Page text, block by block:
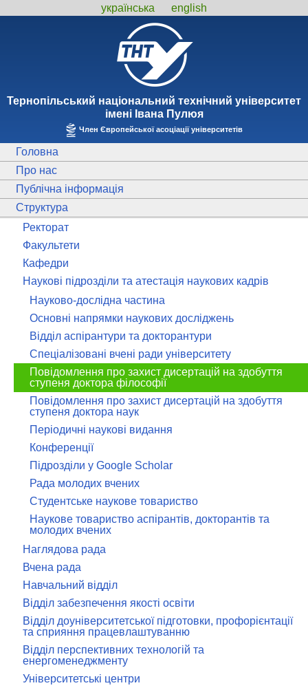
українська english
Тернопiльський національний технiчний унiверситет
iменi Iвана Пулюя
Член Європейської асоціації університетів
Головна
Про нас
Публічна інформація
Структура
Ректорат
Факультети
Кафедри
Наукові підрозділи та атестація наукових кадрів
Науково-дослідна частина
Основні напрямки наукових досліджень
Відділ аспірантури та докторантури
Спеціалізовані вчені ради університету
Повідомлення про захист дисертацій на здобуття
ступеня доктора філософії
Повідомлення про захист дисертацій на здобуття
ступеня доктора наук
Періодичні наукові видання
Конференції
Підрозділи у Google Scholar
Рада молодих вчених
Студентське наукове товариство
Наукове товариство аспірантів, докторантів та
молодих вчених
Наглядова рада
Вчена рада
Навчальний відділ
Відділ забезпечення якості освіти
Відділ доуніверситетської підготовки, профорієнтації
та сприяння працевлаштуванню
Відділ перспективних технологій та
енергоменеджменту
Університетські центри